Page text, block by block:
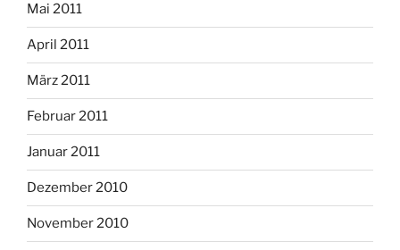
Mai 2011
April 2011
März 2011
Februar 2011
Januar 2011
Dezember 2010
November 2010